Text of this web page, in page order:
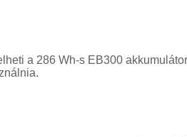
a 286 Wh-s EB300